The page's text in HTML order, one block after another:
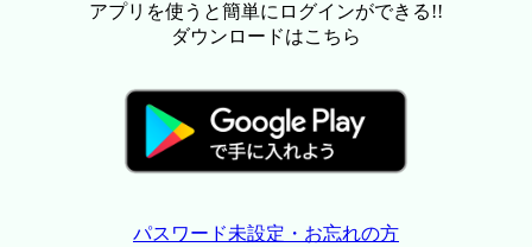
アプリを使うと簡単にログインができる!!
ダウンロードはこちら
パスワード未設定・お忘れの方